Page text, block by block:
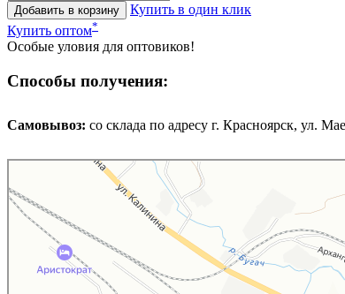
Добавить в корзину
Купить в один клик
Купить оптом*
Особые уловия для оптовиков!
Способы получения:
Самовывоз: cо склада по адресу г. Красноярск, ул.